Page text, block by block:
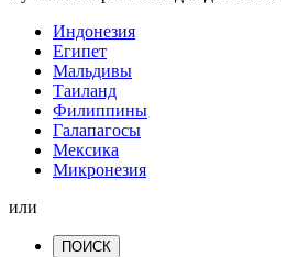
Индонезия
Египет
Мальдивы
Таиланд
Филиппины
Галапагосы
Мексика
Микронезия
или
ПОИСК